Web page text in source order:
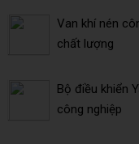
Van khí nén
chất lượng
Bộ điều khiển
công nghiệp